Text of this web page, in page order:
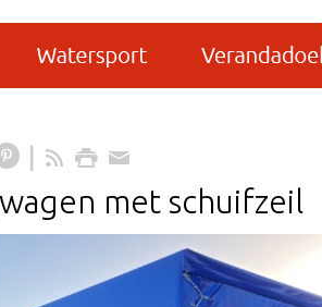
met schuifzeil